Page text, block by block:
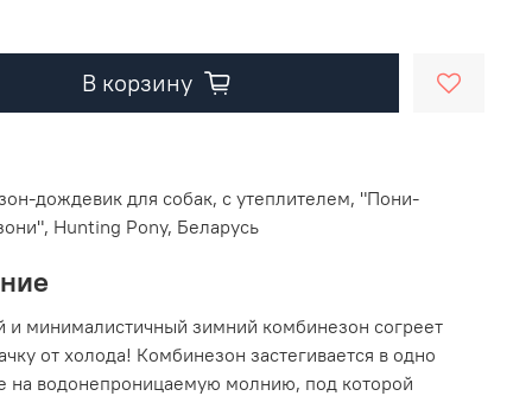
В корзину
дождевик для собак, с утеплителем, "Пони-
Hunting Pony, Беларусь
и минималистичный зимний комбинезон согреет
от холода! Комбинезон застегивается в одно
на водонепроницаемую молнию, под которой